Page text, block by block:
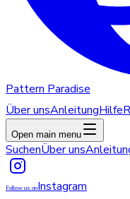
Pattern Paradise
Über unsAnleitungHilfe
Open main menu
SuchenÜber uns
Follow us onInstagram